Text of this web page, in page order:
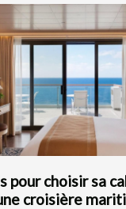
pour choisir sa
croisière